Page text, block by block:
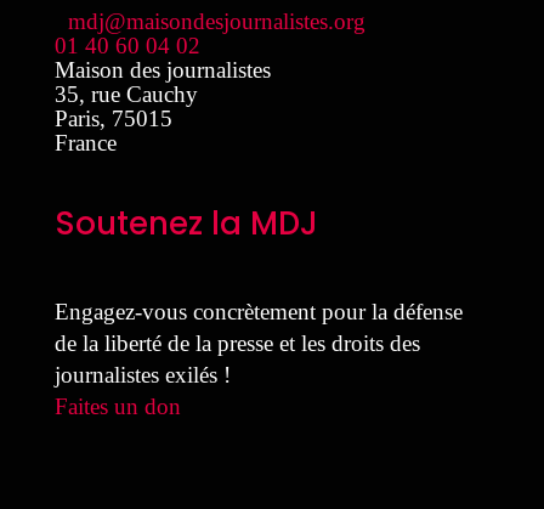
mdj@maisondesjournalistes.org
01 40 60 04 02
Maison des journalistes
35, rue Cauchy
Paris, 75015
France
Soutenez la MDJ
Engagez-vous concrètement pour la défense
de la liberté de la presse et les droits des
journalistes exilés !
Faites un don